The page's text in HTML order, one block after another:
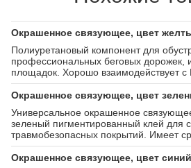
Окрашенное связующее, цвет
Полиуретановый компонент для
профессиональных беговых дорожек,
площадок. Хорошо взаимодействует с
фракцией 0,5-1,5 мм. Наносить нужно
методом напыления. Состав
крошкой нужно в соотношении 1:1.
Окрашенное связующее, цвет
Универсальное окрашенное
зеленый пигментированный клей для
травмобезопасных покрытий. Имеет
минимальное содержание летучих
Окрашенное связующее, цвет синий